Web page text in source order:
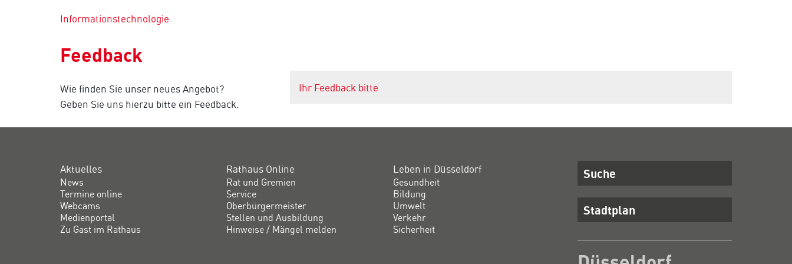
Informationstechnologie
Feedback
Wie finden Sie unser neues Angebot?
Geben Sie uns hierzu bitte ein Feedback.
Ihr Feedback bitte
Aktuelles
News
Termine online
Webcams
Medienportal
Zu Gast im Rathaus
Rathaus Online
Rat und Gremien
Service
Oberbürgermeister
Stellen und Ausbildung
Hinweise / Mängel melden
Leben in Düsseldorf
Gesundheit
Bildung
Umwelt
Verkehr
Sicherheit
Suche
Stadtplan